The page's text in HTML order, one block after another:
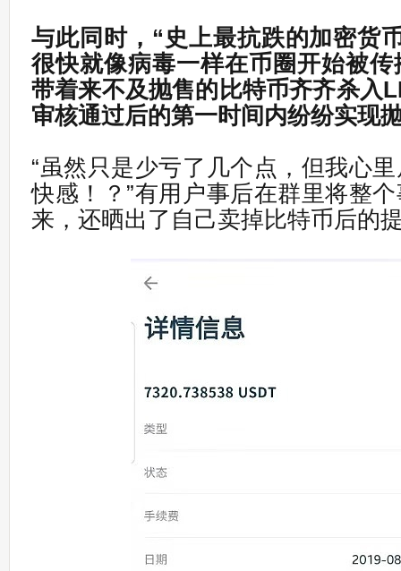
与此同时，“史上最抗跌的加密货
很快就像病毒一样在币圈开始被
带着来不及抛售的比特币齐齐杀入
审核通过后的第一时间内纷纷实现
“虽然只是少亏了几个点，但我心
快感！？”有用户事后在群里将整
来，还晒出了自己卖掉比特币后的